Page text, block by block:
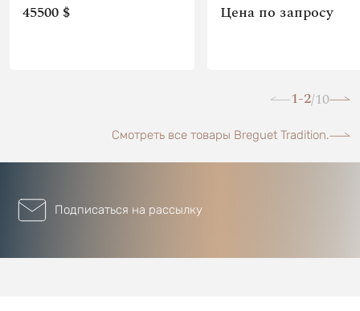
45500 $ Цена по запросу
1-2/10
Смотреть все товары Breguet Tradition.
Подписаться на рассылку